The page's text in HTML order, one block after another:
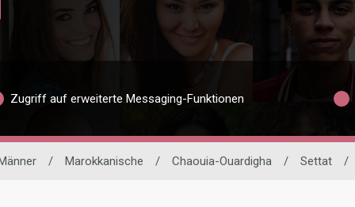
Zugriff auf erweiterte Messaging-Funktionen
/ Marokkanische / Chaouia-Ouardigha / Settat /